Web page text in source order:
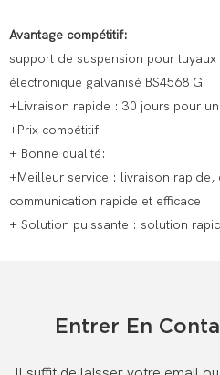
Avantage compétitif:
support de suspension pour
électronique galvanisé BS4568 GI
+Livraison rapide : 30 jours pour
+Prix compétitif
+ Bonne qualité:
+Meilleur service : livraison
communication rapide et efficace
+ Solution puissante : solution
Entrer En